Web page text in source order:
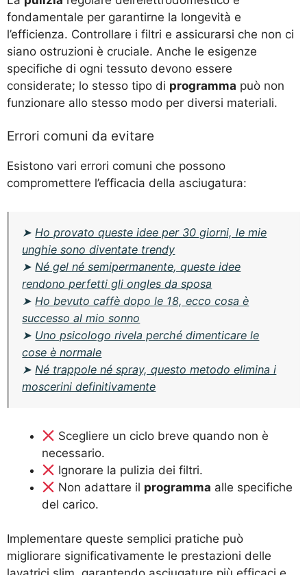
fondamentale per garantirne la longevità e
l’efficienza. Controllare i filtri e assicurarsi che non ci
siano ostruzioni è cruciale. Anche le esigenze
specifiche di ogni tessuto devono essere
considerate; lo stesso tipo di programma può non
funzionare allo stesso modo per diversi materiali.
Errori comuni da evitare
Esistono vari errori comuni che possono
compromettere l’efficacia della asciugatura:
➤Ho provato queste idee per 30 giorni, le mie
unghie sono diventate trendy
➤Né gel né semipermanente, queste idee
rendono perfetti gli ongles da sposa
➤Ho bevuto caffè dopo le 18, ecco cosa è
successo al mio sonno
➤ Uno psicologo rivela perché dimenticare le
cose è normale
➤Né trappole né spray, questo metodo elimina i
moscerini definitivamente
Scegliere un ciclo breve quando non è
necessario.
Ignorare la pulizia dei filtri.
Non adattare il programma alle specifiche
del carico.
Implementare queste semplici pratiche può
migliorare significativamente le prestazioni delle